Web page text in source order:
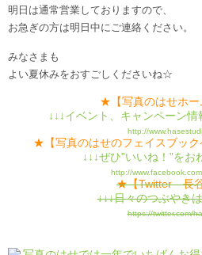
明日は通常営業しておりますので、
お急ぎの方は明日中にご連絡ください。
みなさまも
よい夏休みをおすごしくださいね☆
★【写真のはせホー
↓↓↓イベント、キャンペーン情
http://
★【写真のはせのフェイスブック
↓↓↓ぜひ”いいね！”をお
http://
★【Twitter 長
↓↓↓日々のつぶやき
https://twitter.com/